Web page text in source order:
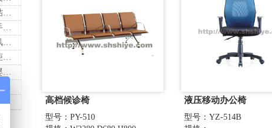
· 诗烨不锈钢仪器车结构详解及应用用途
· 诗烨液压抢救车与手摇抢救车选购指南
· 诗烨不锈钢医用屏风标准款优选四折屏风的核心缘由
· 诗烨西药柜与中药柜的区别及采购选择影响分析
· 诗烨豪华儿童病床婴幼儿功能设计及使用效果
· 诗烨医用办公桌与普通办公桌的区别及医院采购优势
· 诗烨网布办公椅与真皮办公椅优势及选购指南
高档候诊椅
型号：PY-510
液压移动办公椅
型号：YZ-514B